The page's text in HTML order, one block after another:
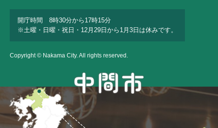
開庁時間 8時30分から17時15分
※土曜・日曜・祝日・12月29日から1月3日は休みです。
Copyright © Nakama City. All rights reserved.